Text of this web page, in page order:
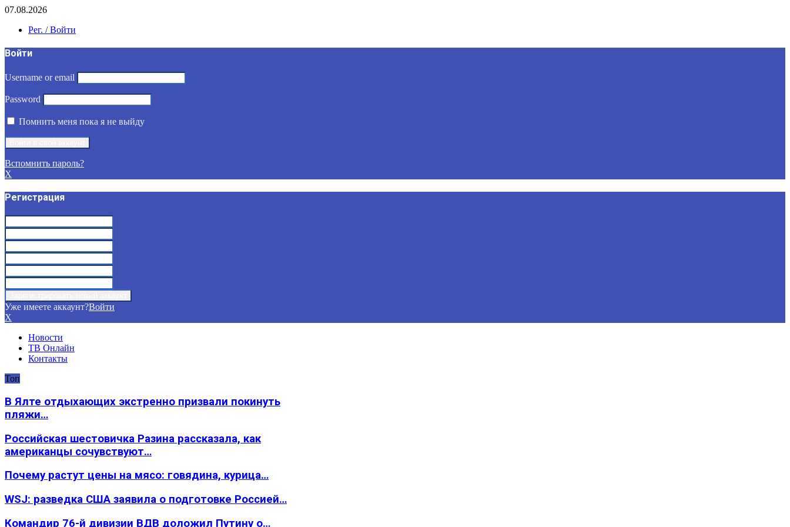
07.08.2026
Рег. / Войти
Войти
Username or email
Password
Помнить меня пока я не выйду
Вспомнить пароль?
X
Регистрация
Уже имеете аккаунт?Войти
X
Новости
ТВ Онлайн
Контакты
Топ
В Ялте отдыхающих экстренно призвали покинуть
пляжи…
Российская шестовичка Разина рассказала, как
американцы сочувствуют…
Почему растут цены на мясо: говядина, курица…
WSJ: разведка США заявила о подготовке Россией…
Командир 76-й дивизии ВДВ доложил Путину о…